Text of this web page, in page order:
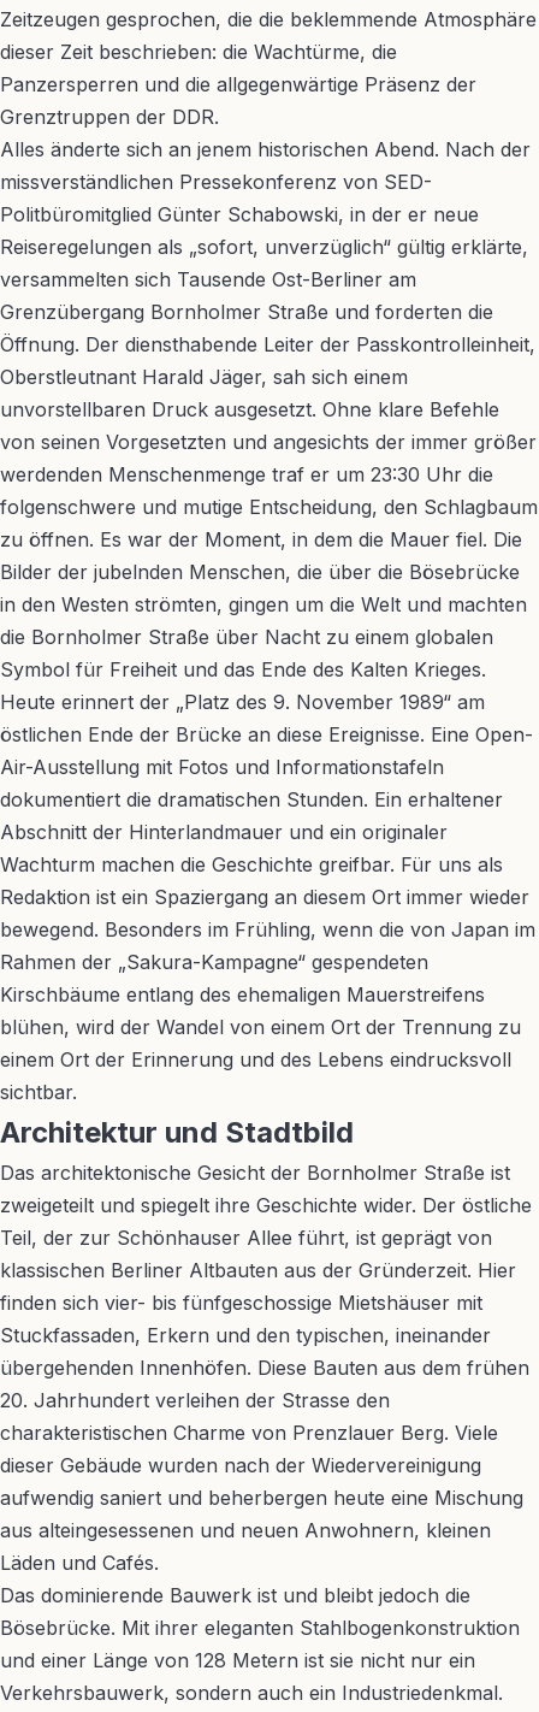
Zeitzeugen gesprochen, die die beklemmende Atmosphäre
dieser Zeit beschrieben: die Wachtürme, die
Panzersperren und die allgegenwärtige Präsenz der
Grenztruppen der DDR.
Alles änderte sich an jenem historischen Abend. Nach der
missverständlichen Pressekonferenz von SED-
Politbüromitglied Günter Schabowski, in der er neue
Reiseregelungen als „sofort, unverzüglich“ gültig erklärte,
versammelten sich Tausende Ost-Berliner am
Grenzübergang Bornholmer Straße und forderten die
Öffnung. Der diensthabende Leiter der Passkontrolleinheit,
Oberstleutnant Harald Jäger, sah sich einem
unvorstellbaren Druck ausgesetzt. Ohne klare Befehle
von seinen Vorgesetzten und angesichts der immer größer
werdenden Menschenmenge traf er um 23:30 Uhr die
folgenschwere und mutige Entscheidung, den Schlagbaum
zu öffnen. Es war der Moment, in dem die Mauer fiel. Die
Bilder der jubelnden Menschen, die über die Bösebrücke
in den Westen strömten, gingen um die Welt und machten
die Bornholmer Straße über Nacht zu einem globalen
Symbol für Freiheit und das Ende des Kalten Krieges.
Heute erinnert der „Platz des 9. November 1989“ am
östlichen Ende der Brücke an diese Ereignisse. Eine Open-
Air-Ausstellung mit Fotos und Informationstafeln
dokumentiert die dramatischen Stunden. Ein erhaltener
Abschnitt der Hinterlandmauer und ein originaler
Wachturm machen die Geschichte greifbar. Für uns als
Redaktion ist ein Spaziergang an diesem Ort immer wieder
bewegend. Besonders im Frühling, wenn die von Japan im
Rahmen der „Sakura-Kampagne“ gespendeten
Kirschbäume entlang des ehemaligen Mauerstreifens
blühen, wird der Wandel von einem Ort der Trennung zu
einem Ort der Erinnerung und des Lebens eindrucksvoll
sichtbar.
Architektur und Stadtbild
Das architektonische Gesicht der Bornholmer Straße ist
zweigeteilt und spiegelt ihre Geschichte wider. Der östliche
Teil, der zur Schönhauser Allee führt, ist geprägt von
klassischen Berliner Altbauten aus der Gründerzeit. Hier
finden sich vier- bis fünfgeschossige Mietshäuser mit
Stuckfassaden, Erkern und den typischen, ineinander
übergehenden Innenhöfen. Diese Bauten aus dem frühen
20. Jahrhundert verleihen der Strasse den
charakteristischen Charme von Prenzlauer Berg. Viele
dieser Gebäude wurden nach der Wiedervereinigung
aufwendig saniert und beherbergen heute eine Mischung
aus alteingesessenen und neuen Anwohnern, kleinen
Läden und Cafés.
Das dominierende Bauwerk ist und bleibt jedoch die
Bösebrücke. Mit ihrer eleganten Stahlbogenkonstruktion
und einer Länge von 128 Metern ist sie nicht nur ein
Verkehrsbauwerk, sondern auch ein Industriedenkmal.